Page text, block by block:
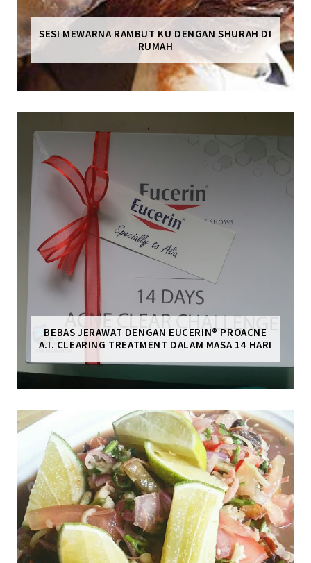
SESI MEWARNA RAMBUT KU DENGAN SHURAH DI
RUMAH
BEBAS JERAWAT DENGAN EUCERIN® PROACNE
A.I. CLEARING TREATMENT DALAM MASA 14 HARI